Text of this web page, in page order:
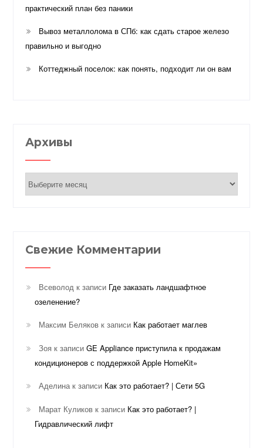
практический план без паники
Вывоз металлолома в СПб: как сдать старое железо
правильно и выгодно
Коттеджный поселок: как понять, подходит ли он вам
Архивы
Свежие Комментарии
Всеволод к записи Где заказать ландшафтное
озеленение?
Максим Беляков к записи Как работает маглев
Зоя к записиGE Appliance приступила к продажам
кондиционеров с поддержкой Apple HomeKit»
Аделина к записи Как это работает? | Сети 5G
Марат Куликов к записи Как это работает? |
Гидравлический лифт